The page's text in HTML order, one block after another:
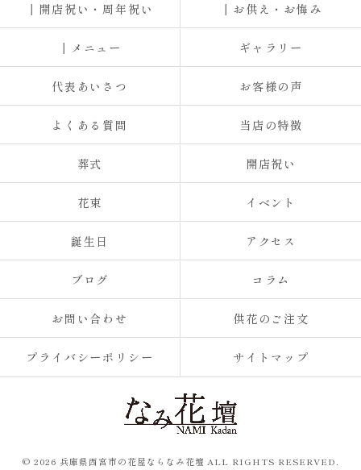
┃開店祝い・周年祝い ┃お供え・お悔み
┃メニュー ギャラリー
代表あいさつ お客様の声
よくある質問 当店の特徴
葬式 開店祝い
花束 イベント
誕生日 アクセス
ブログ コラム
お問い合わせ 供花のご注文
プライバシーポリシー サイトマップ
© 2026 兵庫県西宮市の花屋ならなみ花壇 ALL RIGHTS RESERVED.